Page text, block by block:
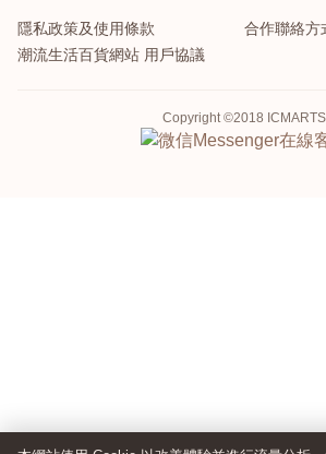
隱私政策及使用條款
潮流生活百貨網站 用戶協議
合作聯絡方
Copyright ©2018 ICMARTS
Messenger在線